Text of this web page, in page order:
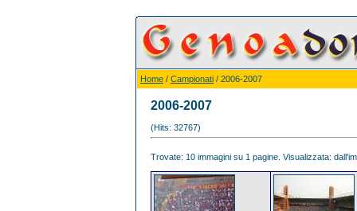
Home / Campionati / 2006-2007
2006-2007
(Hits: 32767)
Trovate: 10 immagini su 1 pagine. Visualizzata: